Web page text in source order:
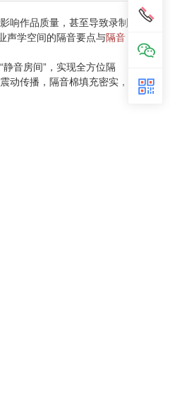
响作品质量，甚至导致录制
声学空间的隔音要点与隔音
音房间”，实现全方位隔
动传播，隔音棉填充密实，